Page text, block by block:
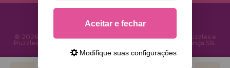
© 2026 CasaDoPuzzle.com - Loja Online para comprar Puzzles e
Puzzles na Internet. Entrega rápida em 24 horas e segurança SSL
Aceitar e fechar
Modifique suas configurações